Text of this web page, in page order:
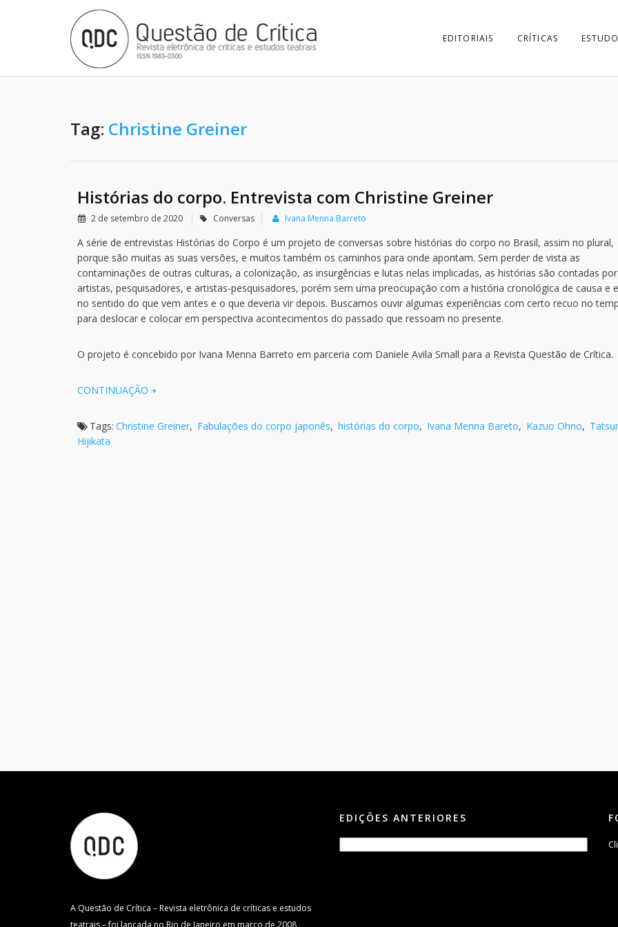
EDITORIAIS CRÍTICAS
Tag: Christine Greiner
Histórias do corpo. Entrevista com Christine Greiner
2 de setembro de 2020 Conversas Ivana Menna Barreto
A série de entrevistas Histórias do Corpo é um projeto de conversas sobre histórias do corpo no Brasil, assim no plural,
porque são muitas as suas versões, e muitos também os caminhos para onde apontam. Sem perder de vista as
contaminações de outras culturas, a colonização, as insurgências e lutas nelas implicadas, as histórias são contadas por
artistas, pesquisadores, e artistas-pesquisadores, porém sem uma preocupação com a história cronológica de causa e
no sentido do que vem antes e o que deveria vir depois. Buscamos ouvir algumas experiências com certo recuo no
para deslocar e colocar em perspectiva acontecimentos do passado que ressoam no presente.
O projeto é concebido por Ivana Menna Barreto em parceria com Daniele Avila Small para a Revista Questão de Crítica.
CONTINUAÇÃO
Tags: Christine Greiner, Fabulações do corpo japonês, histórias do corpo, Ivana Menna Bareto, Kazuo Ohno,
Hijikata
A Questão de Crítica – Revista eletrônica de críticas e estudos
teatrais – foi lançada no Rio de Janeiro em março de 2008
EDIÇÕES ANTERIORES